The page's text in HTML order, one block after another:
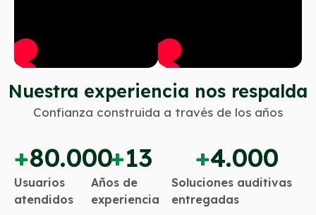
Nuestra experiencia nos respalda
Confianza construida a través de los años
Usuarios
atendidos
+80.000
Años de
experiencia
+13
Soluciones auditivas
entregadas
+4.000